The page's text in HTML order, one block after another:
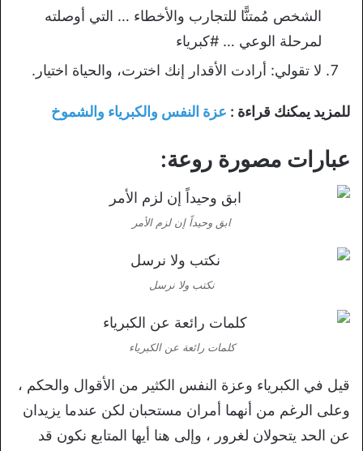
الشخص مُمتنًّا للتجارب والأخطاء … التي أوصلته
لمرحلة الوعي … #كبرياء
لا تقولي: أرادت الأقدار إنك اخترت، والحياة اختيار.
للمزيد يمكنك قراءة : عزة النفس والكبرياء والشموخ
عبارات مصورة روعة:
ابق وحيداً إن لزم الأمر
نكتب ولا نرسل
كلمات رائعة عن الكبرياء
قيل في الكبرياء وعزة النفس الكثير من الأقوال والحكم ،
وعلى الرغم من أنهما أمران مستحبان لكن عندما يزيدان
عن الحد يتحولان لغرور ، وإلى هنا أيها المتابع نكون قد